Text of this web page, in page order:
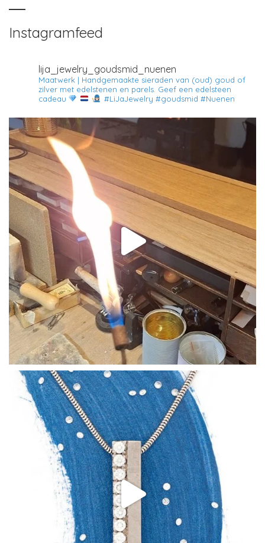
Instagramfeed
lija_jewelry_goudsmid_nuenen
Maatwerk | Handgemaakte sieraden van (oud) goud of
zilver met edelstenen en parels. Geef een edelsteen
cadeau
#LiJaJewelry #goudsmid #Nuenen